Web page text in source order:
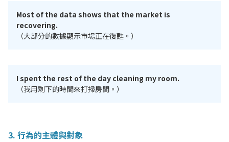
Most of the data shows that the market is
recovering.
（大部分的數據顯示市場正在復甦。）
I spent the rest of the day cleaning my room.
（我用剩下的時間來打掃房間。）
3. 行為的主體與對象